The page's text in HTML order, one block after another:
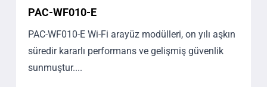
PAC-WF010-E
PAC-WF010-E Wi-Fi arayüz modülleri, on yılı aşkın
süredir kararlı performans ve gelişmiş güvenlik
sunmuştur....